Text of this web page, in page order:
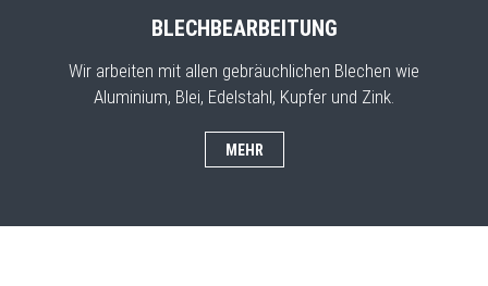
BLECHBEARBEITUNG
Wir arbeiten mit allen gebräuchlichen Blechen wie
Aluminium, Blei, Edelstahl, Kupfer und Zink.
MEHR